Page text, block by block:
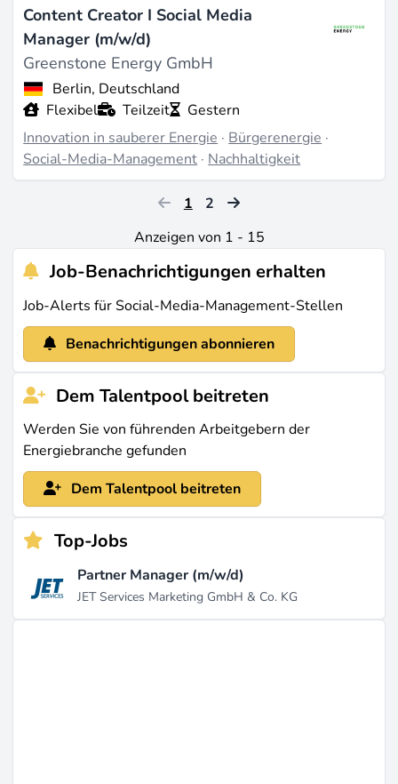
Content Creator I Social Media
Manager (m/w/d)
Greenstone Energy GmbH
Berlin, Deutschland
Flexibel
Teilzeit
Gestern
Innovation in sauberer Energie · Bürgerenergie ·
Social-Media-Management · Nachhaltigkeit
1
2
Anzeigen von 1 - 15
Job-Benachrichtigungen erhalten
Job-Alerts für Social-Media-Management-Stellen
Benachrichtigungen abonnieren
Dem Talentpool beitreten
Werden Sie von führenden Arbeitgebern der
Energiebranche gefunden
Dem Talentpool beitreten
Top-Jobs
Partner Manager (m/w/d)
JET Services Marketing GmbH & Co. KG